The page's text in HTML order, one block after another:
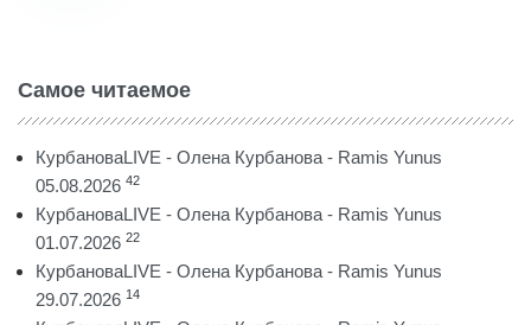
Самое читаемое
КурбановаLIVE - Олена Курбанова - Ramis Yunus
05.08.2026 42
КурбановаLIVE - Олена Курбанова - Ramis Yunus
01.07.2026 22
КурбановаLIVE - Олена Курбанова - Ramis Yunus
29.07.2026 14